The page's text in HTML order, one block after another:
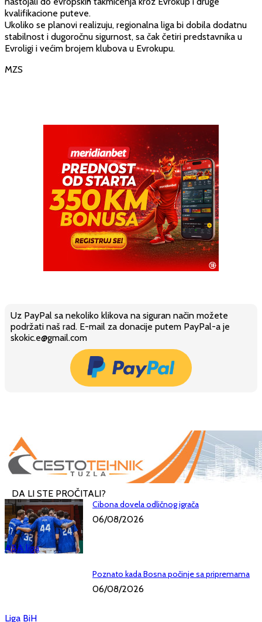
kvalifikacione puteve.
Ukoliko se planovi realizuju, regionalna liga bi dobila dodatnu
stabilnost i dugoročnu sigurnost, sa čak četiri predstavnika u
Evroligi i većim brojem klubova u Evrokupu.
MZS
Uz PayPal sa nekoliko klikova na siguran način možete
podržati naš rad. E-mail za donacije putem PayPal-a je
skokic.e@gmail.com
DA LI STE PROČITALI?
ABA liga
Cibona dovela odličnog igrača
06/08/2026
Liga BiH
Poznato kada Bosna počinje sa pripremama
06/08/2026